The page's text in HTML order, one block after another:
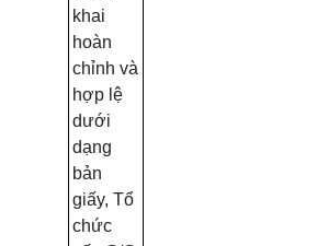
khai
hoàn
chỉnh và
hợp lệ
dưới
dạng
bản
giấy, Tổ
chức